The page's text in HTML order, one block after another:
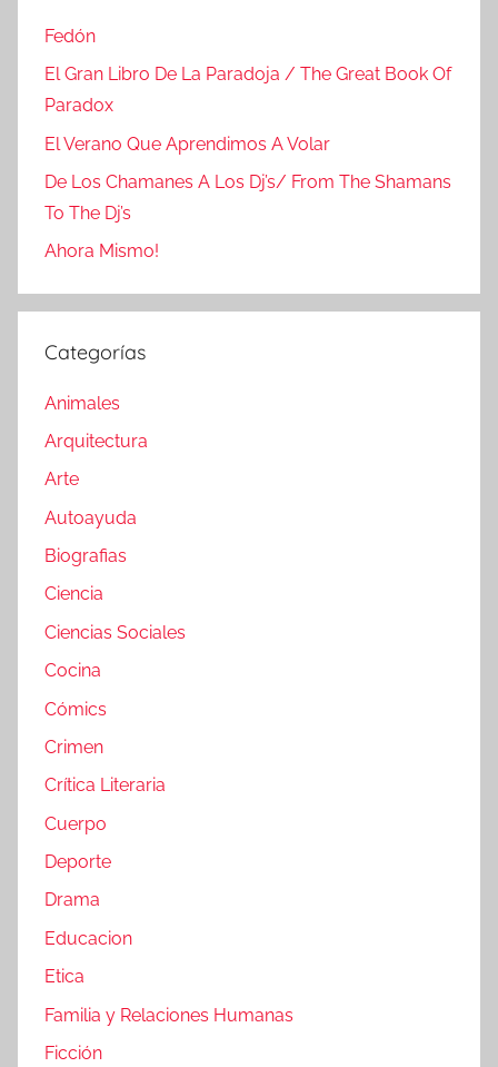
Fedón
El Gran Libro De La Paradoja / The Great Book Of
Paradox
El Verano Que Aprendimos A Volar
De Los Chamanes A Los Dj’s/ From The Shamans
To The Dj’s
Ahora Mismo!
Categorías
Animales
Arquitectura
Arte
Autoayuda
Biografias
Ciencia
Ciencias Sociales
Cocina
Cómics
Crimen
Crítica Literaria
Cuerpo
Deporte
Drama
Educacion
Etica
Familia y Relaciones Humanas
Ficción